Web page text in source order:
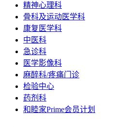
精神心理科
骨科及运动医学科
康复医学科
中医科
急诊科
医学影像科
麻醉科/疼痛门诊
检验中心
药剂科
和睦家Prime会员计划